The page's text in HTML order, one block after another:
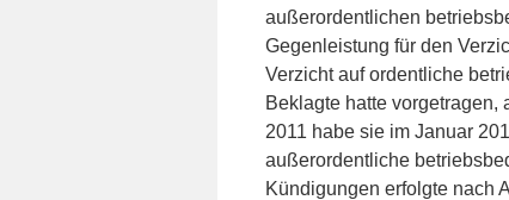
außerordentlichen
Gegenleistung für den
Verzicht auf ordentliche
Beklagte hatte vorgetragen,
2011 habe sie im Januar
außerordentliche
Kündigungen erfolgte nach